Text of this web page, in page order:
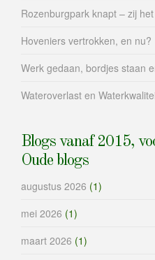
Rozenburgpark knapt – zij
Hoveniers vertrokken, en nu?
Werk gedaan, bordjes staan
Wateroverlast en
Blogs vanaf 2015,
Oude blogs
augustus 2026 (1)
mei 2026 (1)
maart 2026 (1)